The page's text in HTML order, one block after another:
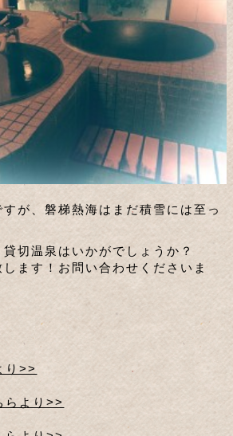
が、磐梯熱海はまだ積雪には至っ
切温泉はいかがでしょうか？
ます！お問い合わせくださいま
り>>
らより>>